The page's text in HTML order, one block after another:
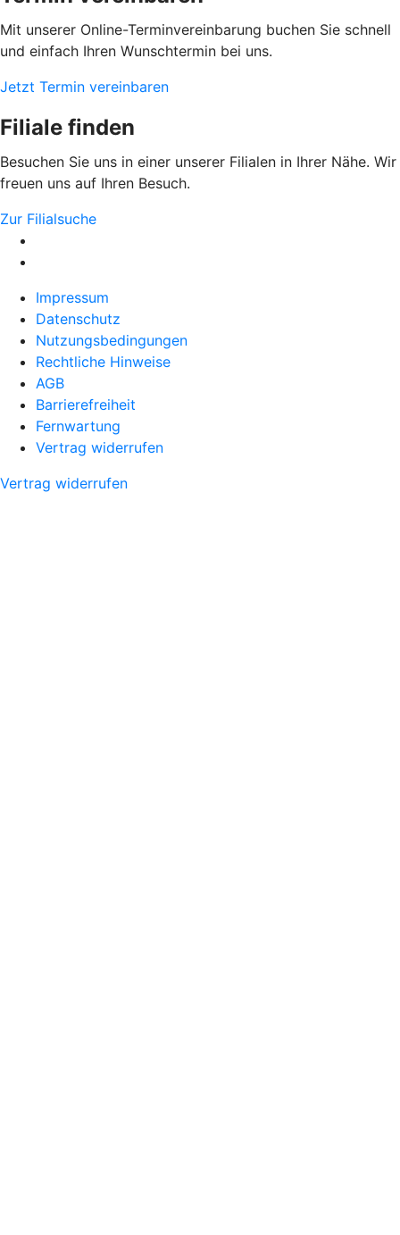
Mit unserer Online-Terminvereinbarung buchen Sie schnell
und einfach Ihren Wunschtermin bei uns.
Jetzt Termin vereinbaren
Filiale finden
Besuchen Sie uns in einer unserer Filialen in Ihrer Nähe. Wir
freuen uns auf Ihren Besuch.
Zur Filialsuche
Impressum
Datenschutz
Nutzungsbedingungen
Rechtliche Hinweise
AGB
Barrierefreiheit
Fernwartung
Vertrag widerrufen
Vertrag widerrufen